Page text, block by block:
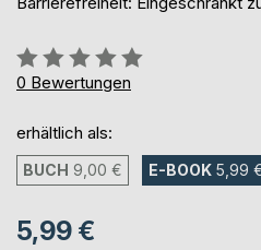
Bewertung::
0%
0 Bewertungen
erhältlich als:
BUCH 9,00 € E-BOOK 5,99
5,99 €